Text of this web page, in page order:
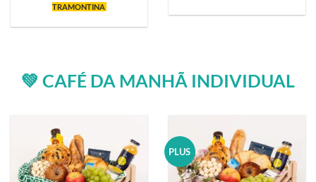
TRAMONTINA
💚 CAFÉ DA MANHÃ INDIVIDUAL
PLUS